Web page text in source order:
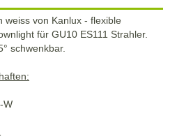
weiss von Kanlux - flexible
für GU10 ES111 Strahler.
schwenkbar.
W